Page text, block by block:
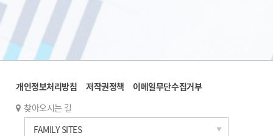
개인정보처리방침 저작권정책
이메일무단수집거부
찾아오시는 길
FAMILY SITES
한국과학기술연구원